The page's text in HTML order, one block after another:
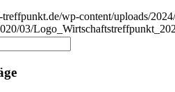
wp-content/uploads/
03/